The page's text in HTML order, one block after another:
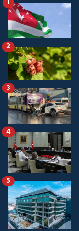
2
3
4
5